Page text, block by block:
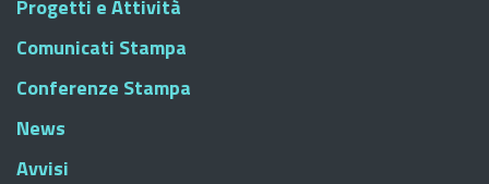
Progetti e Attività
Comunicati Stampa
Conferenze Stampa
News
Avvisi